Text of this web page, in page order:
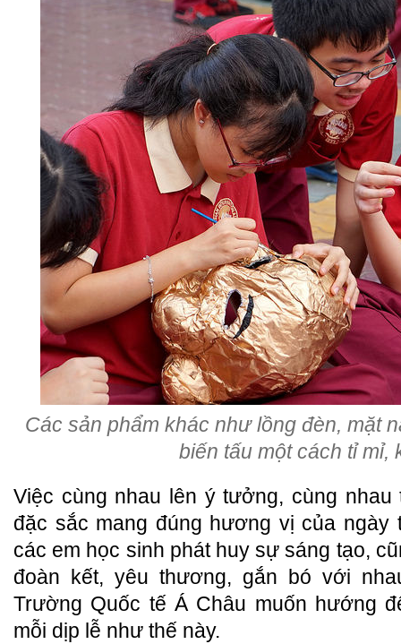
Các sản phẩm khác như lồng đèn, mặt
biến tấu một cách tỉ mỉ,
Việc cùng nhau lên ý tưởng, cùng
đặc sắc mang đúng hương vị của ngày
các em học sinh phát huy sự sáng tạo,
đoàn kết, yêu thương, gắn bó với
Trường Quốc tế Á Châu muốn hướng
mỗi dịp lễ như thế này.